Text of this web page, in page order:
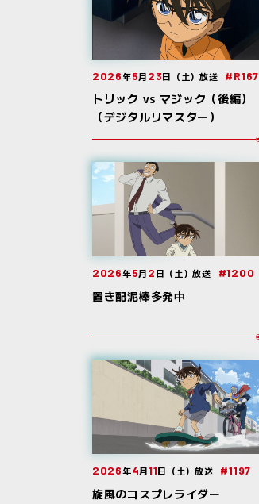
2026年5月23日（土）放送 #R167
トリック vs マジック（後編）
（デジタルリマスター）
2026年5月2日（土）放送 #1200
置き配泥棒多発中
2026年4月11日（土）放送 #1197
旋風のコスプレライダー